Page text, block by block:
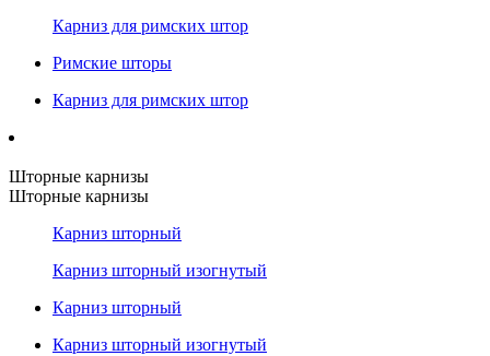
Карниз для римских штор
Римские шторы
Карниз для римских штор
Шторные карнизы
Шторные карнизы
Карниз шторный
Карниз шторный изогнутый
Карниз шторный
Карниз шторный изогнутый